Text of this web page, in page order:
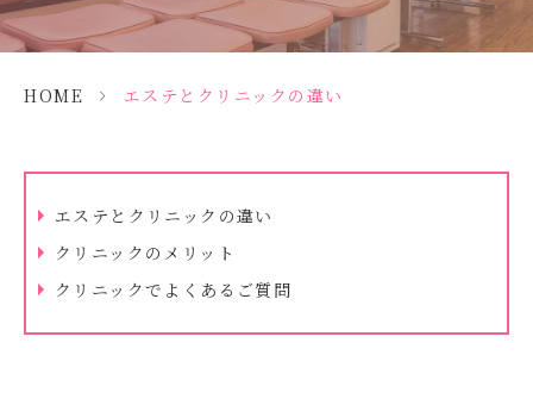
HOME > エステとクリニックの違い
エステとクリニックの違い
クリニックのメリット
クリニックでよくあるご質問